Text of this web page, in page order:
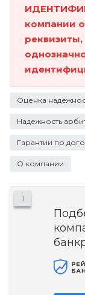
компании
Оценка
Надежность
Гарантии по
О компании
1